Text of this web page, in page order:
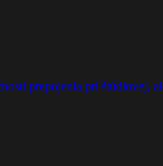
prepojenia pri štúdiovej,